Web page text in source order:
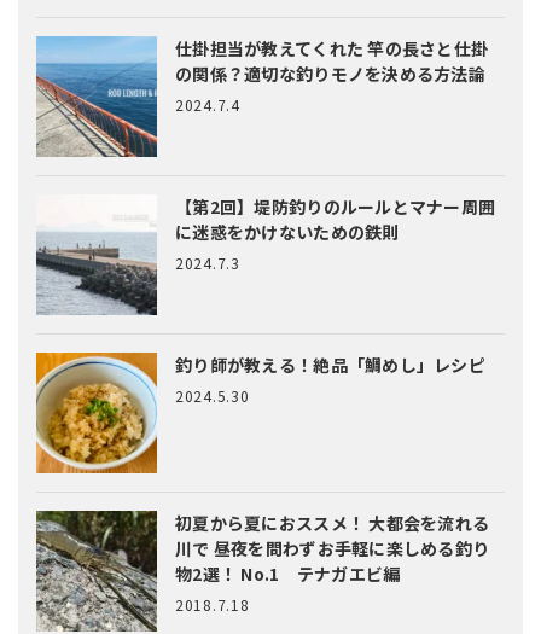
仕掛担当が教えてくれた竿の長さと仕掛
の関係？適切な釣りモノを決める方法論
2024.7.4
【第2回】堤防釣りのルールとマナー周囲
に迷惑をかけないための鉄則
2024.7.3
釣り師が教える！絶品「鯛めし」レシピ
2024.5.30
初夏から夏におススメ！ 大都会を流れる
川で 昼夜を問わずお手軽に楽しめる釣り
物2選！ No.1 テナガエビ編
2018.7.18